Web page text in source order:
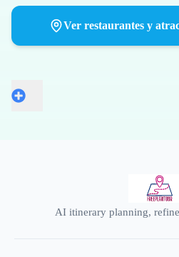
Ver restaurantes y
AI itinerary planning,